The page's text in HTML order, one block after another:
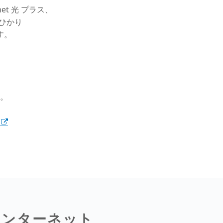
光 プラス、
かり
ターネット